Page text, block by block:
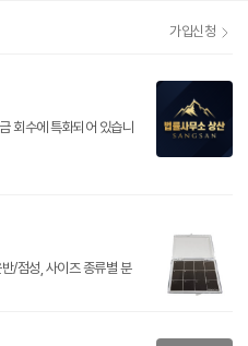
가입신청
회수에 특화되어 있습니
/점성, 사이즈 종류별 분